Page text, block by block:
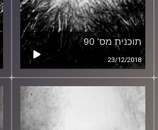
תוכנית מס' 90
23/12/2018